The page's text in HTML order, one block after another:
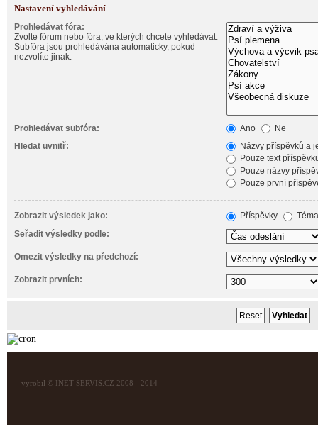
Nastavení vyhledávání
Prohledávat fóra:
Zvolte fórum nebo fóra, ve kterých chcete vyhledávat.
Subfóra jsou prohledávána automaticky, pokud
nezvolíte jinak.
Prohledávat subfóra: Ano
Ne
Hledat uvnitř:
Názvy příspěvků a
Pouze text
Pouze názvy
Pouze první
Zobrazit výsledek jako: Příspěvky
Seřadit výsledky podle:
Omezit výsledky na předchozí:
Zobrazit prvních:
vyrobil © INET-SERVIS.CZ 2008 - 2014